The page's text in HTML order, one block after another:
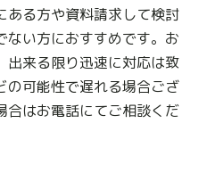
ある方や資料請求して検討
ない方におすすめです。お
出来る限り迅速に対応は致
の可能性で遅れる場合ござ
合はお電話にてご相談くだ